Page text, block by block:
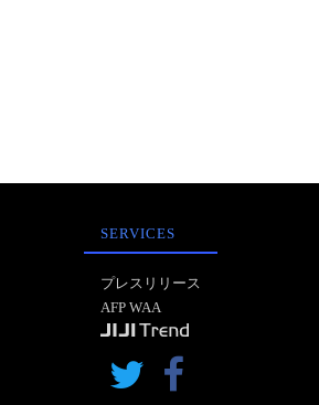
SERVICES
プレスリリース
AFP WAA